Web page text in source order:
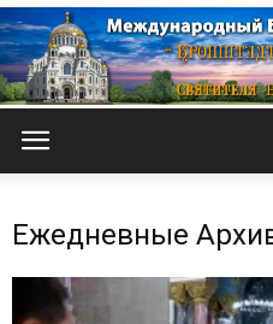
Ежедневные